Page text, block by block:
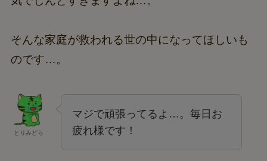
そんな家庭が救われる世の中になってほしいも
のです…。
とりみどら
マジで頑張ってるよ…。毎日お
疲れ様です！